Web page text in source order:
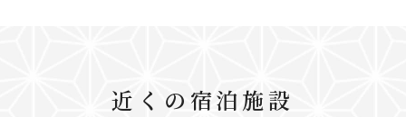
近くの宿泊施設